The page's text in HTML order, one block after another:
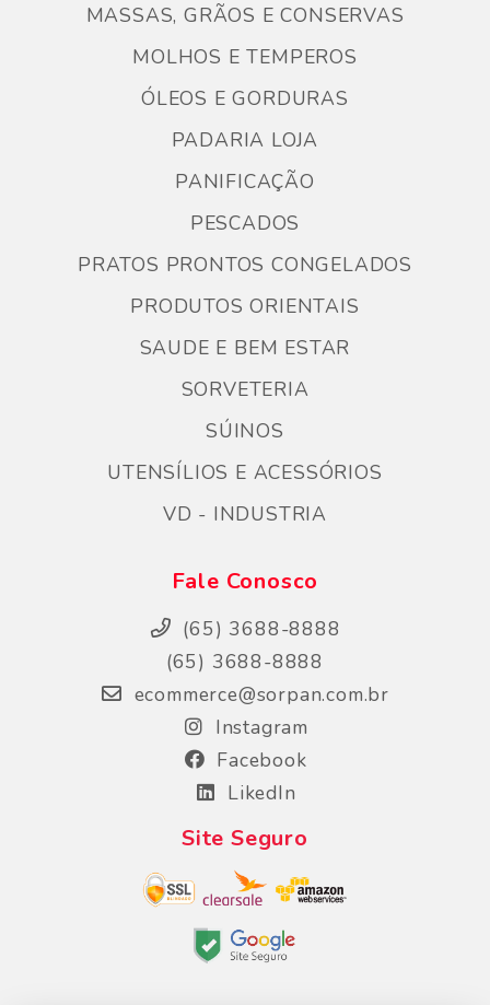
MASSAS, GRÃOS E CONSERVAS
MOLHOS E TEMPEROS
ÓLEOS E GORDURAS
PADARIA LOJA
PANIFICAÇÃO
PESCADOS
PRATOS PRONTOS CONGELADOS
PRODUTOS ORIENTAIS
SAUDE E BEM ESTAR
SORVETERIA
SÚINOS
UTENSÍLIOS E ACESSÓRIOS
VD - INDUSTRIA
Fale Conosco
(65) 3688-8888
(65) 3688-8888
ecommerce@sorpan.com.br
Instagram
Facebook
LikedIn
Site Seguro